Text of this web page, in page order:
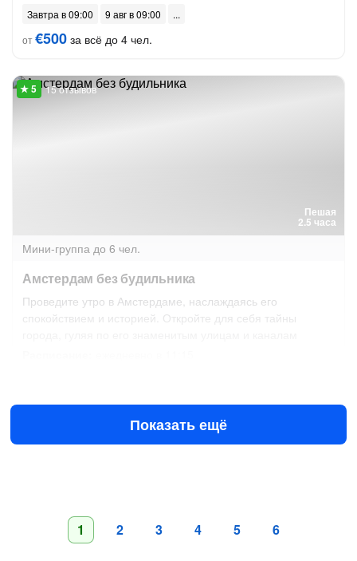
Завтра в 09:00
9 авг в 09:00
от€500 за всё до 4 чел.
Пешая
2.5 часа
15 отзывов
Мини-группа до 6 чел.
Амстердам без будильника
Проведите утро в Амстердаме, наслаждаясь его
спокойствием и историей. Откройте для себя тайны
€50за человека
Показать ещё
1 2 3 4 5 6